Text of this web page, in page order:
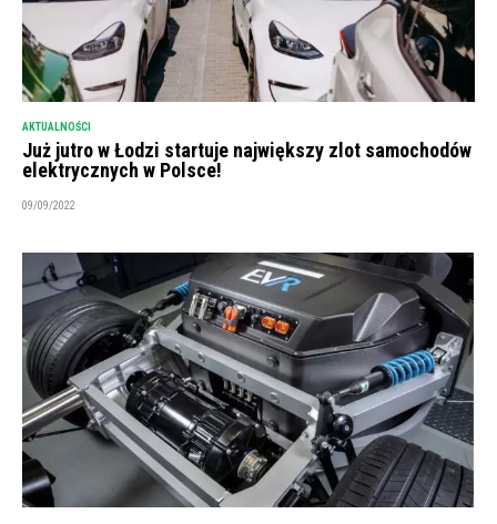
AKTUALNOŚCI
Już jutro w Łodzi startuje największy zlot samochodów
elektrycznych w Polsce!
09/09/2022